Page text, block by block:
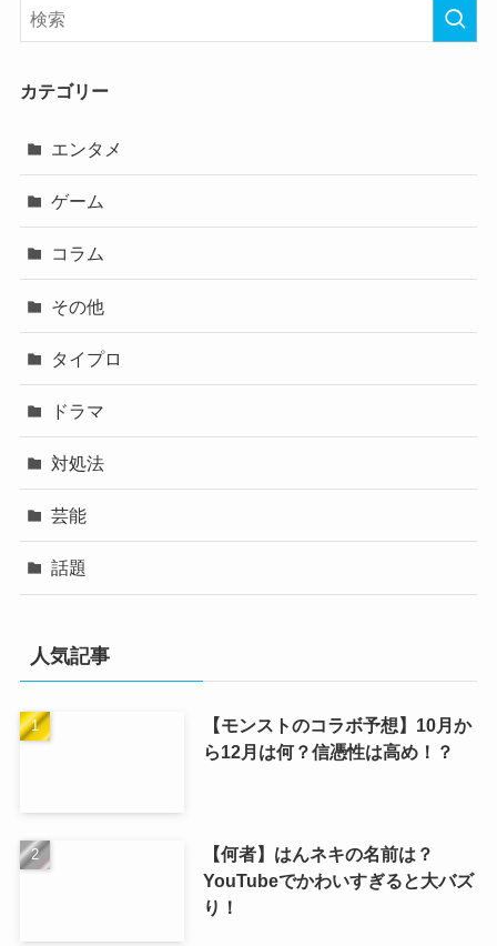
カテゴリー
エンタメ
ゲーム
コラム
その他
タイプロ
ドラマ
対処法
芸能
話題
人気記事
【モンストのコラボ予想】10月か
ら12月は何？信憑性は高め！？
【何者】はんネキの名前は？
YouTubeでかわいすぎると大バズ
り！